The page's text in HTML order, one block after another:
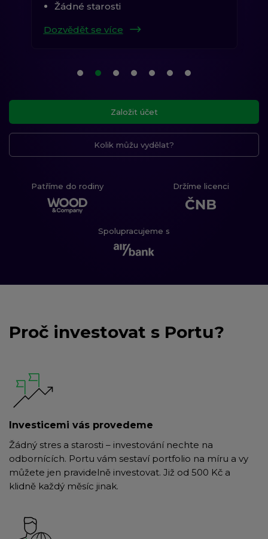
Žádné starosti
Dozvědět se více
1. položka karuselu
2. položka karuselu
(aktuální položka)
3. položka karuselu
4. položka karuselu
5. položka karuselu
6. položka karuselu
7. položka karuselu
Založit účet
Kolik můžu vydělat?
Patříme do rodiny Držíme licenci
Spolupracujeme s
Proč investovat s Portu?
Investicemi vás provedeme
Žádný stres a starosti – investování nechte na
odbornících. Portu vám sestaví portfolio na míru a vy
můžete jen pravidelně investovat. Již od 500 Kč a
klidně každý měsíc jinak.